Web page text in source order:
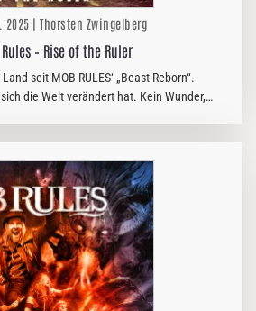
2025 | Thorsten Zwingelberg
– Rise of the Ruler
seit MOB RULES‘ „Beast Reborn“.
die Welt verändert hat. Kein Wunder,